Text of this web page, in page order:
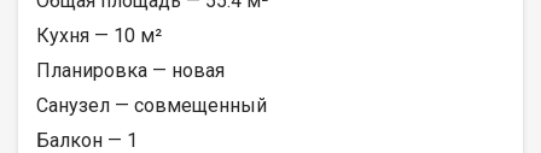
Кухня — 10 м²
Планировка — новая
Санузел — совмещенный
Балкон — 1